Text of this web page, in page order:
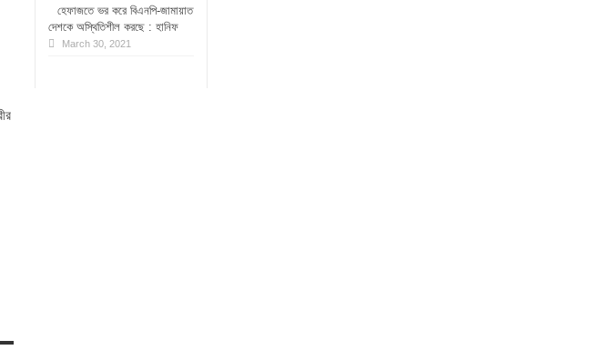
হেফাজতে ভর করে বিএনপি-জামায়াত
দেশকে অস্থিতিশীল করছে : হানিফ
March 30, 2021